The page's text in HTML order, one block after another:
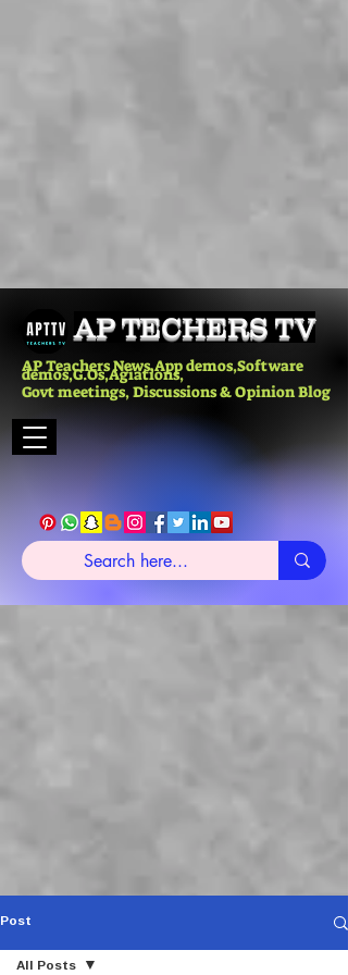
AP TECHERS TV
AP Teachers News,App demos,Software
demos,G.Os,Agiations,
Govt meetings, Discussions & Opinion Blog
Post
All Posts